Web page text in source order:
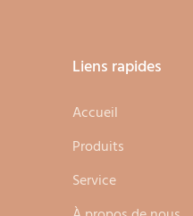
Liens rapides
Accueil
Produits
Service